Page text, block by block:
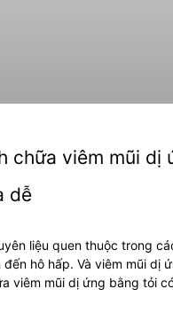
chữa viêm mũi dị
dễ
liệu quen thuộc trong
đến hô hấp. Và viêm mũi dị
viêm mũi dị ứng bằng tỏi